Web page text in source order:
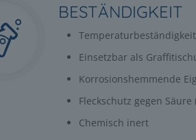
BESTÄNDIGKEIT
Temperaturbeständigkeit
Einsetzbar als
Korrosionshemmende
Fleckschutz gegen
Chemisch inert